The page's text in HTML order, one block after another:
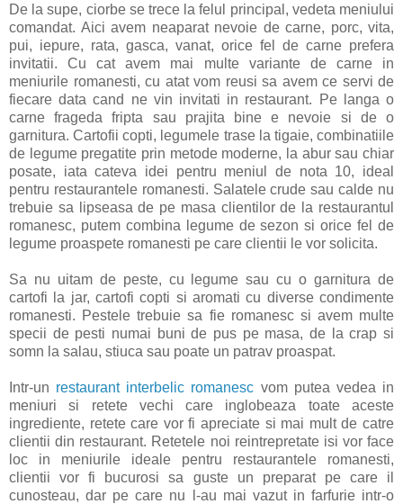
De la supe, ciorbe se trece la felul principal, vedeta meniului
comandat. Aici avem neaparat nevoie de carne, porc, vita,
pui, iepure, rata, gasca, vanat, orice fel de carne prefera
invitatii. Cu cat avem mai multe variante de carne in
meniurile romanesti, cu atat vom reusi sa avem ce servi de
fiecare data cand ne vin invitati in restaurant. Pe langa o
carne frageda fripta sau prajita bine e nevoie si de o
garnitura. Cartofii copti, legumele trase la tigaie, combinatiile
de legume pregatite prin metode moderne, la abur sau chiar
posate, iata cateva idei pentru meniul de nota 10, ideal
pentru restaurantele romanesti. Salatele crude sau calde nu
trebuie sa lipseasa de pe masa clientilor de la restaurantul
romanesc, putem combina legume de sezon si orice fel de
legume proaspete romanesti pe care clientii le vor solicita.
Sa nu uitam de peste, cu legume sau cu o garnitura de
cartofi la jar, cartofi copti si aromati cu diverse condimente
romanesti. Pestele trebuie sa fie romanesc si avem multe
specii de pesti numai buni de pus pe masa, de la crap si
somn la salau, stiuca sau poate un patrav proaspat.
Intr-un restaurant interbelic romanesc vom putea vedea in
meniuri si retete vechi care inglobeaza toate aceste
ingrediente, retete care vor fi apreciate si mai mult de catre
clientii din restaurant. Retetele noi reintrepretate isi vor face
loc in meniurile ideale pentru restaurantele romanesti,
clientii vor fi bucurosi sa guste un preparat pe care il
cunosteau, dar pe care nu l-au mai vazut in farfurie intr-o